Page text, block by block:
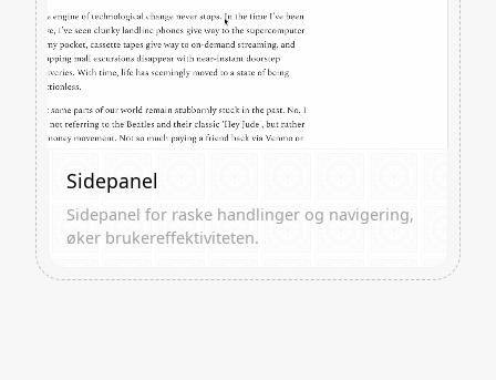
Sidepanel
Sidepanel for raske handlinger og navigering,
øker brukereffektiviteten.